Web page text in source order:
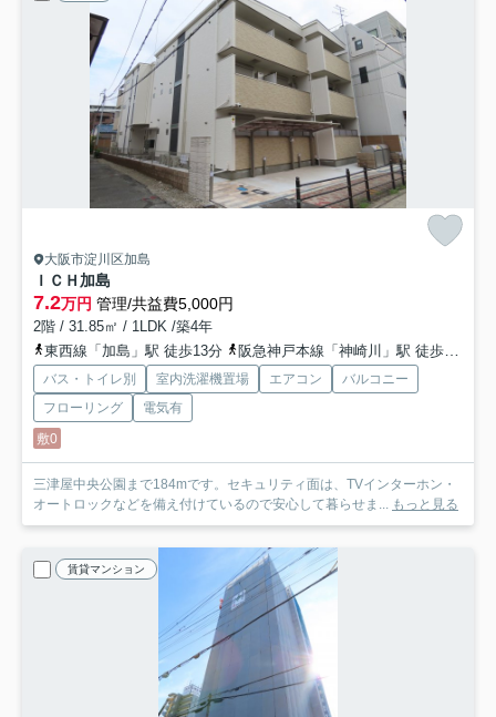
大阪市淀川区加島
ＩＣＨ加島
7.2万円 管理/共益費5,000円
2階 / 31.85㎡ / 1LDK /築4年
東西線「加島」駅 徒歩13分
阪急神戸本線「神崎川」駅 徒歩20分
バス・トイレ別 室内洗濯機置場 エアコン
バルコニー
フローリング
電気有
敷0
三津屋中央公園まで184mです。セキュリティ面は、TVインターホン・
オートロックなどを備え付けているので安心して暮らせま... もっと見る
賃貸マンション